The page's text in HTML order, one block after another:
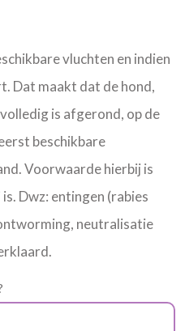
vluchten en indien
is afgerond, op de
beschikbare
is
Dwz: entingen (rabies
neutralisatie